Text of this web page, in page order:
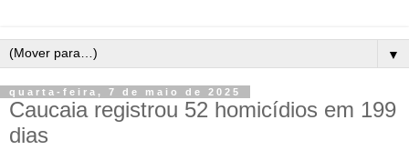
▼
quarta-feira, 7 de maio de 2025
Caucaia registrou 52 homicídios em 199
dias